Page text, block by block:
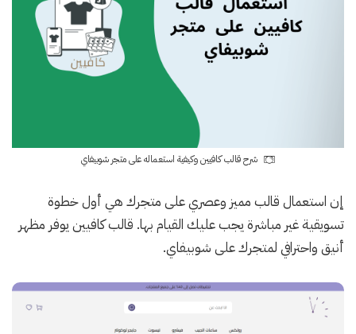
شرح قالب كافيين وكيفية استعماله على متجر شوبيفاي
إن استعمال قالب مميز وعصري على متجرك هي أول خطوة
تسويقية غير مباشرة يجب عليك القيام بها. قالب كافيين يوفر مظهر
أنيق واحترافي لمتجرك على شوبيفاي.